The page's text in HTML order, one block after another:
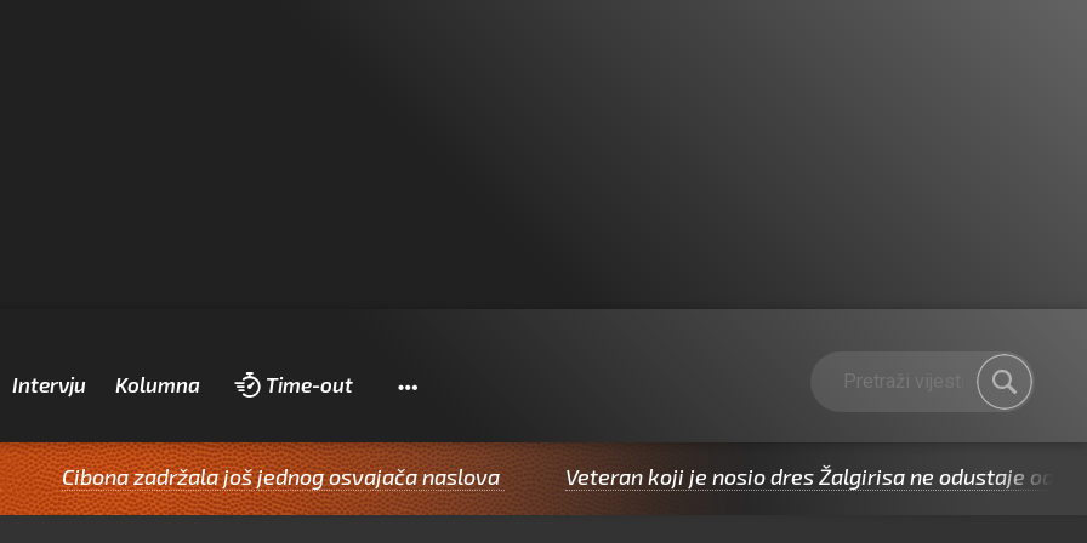
Intervju Kolumna Time-out Pretraži
zadržala još jednog osvajača naslova Veteran koji je nosio dres Žalgirisa ne odustaje od Ribole